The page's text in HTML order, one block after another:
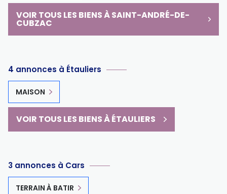
VOIR TOUS LES BIENS À SAINT-ANDRÉ-DE-
CUBZAC
4 annonces à Étauliers
MAISON
VOIR TOUS LES BIENS À ÉTAULIERS
3 annonces à Cars
TERRAIN À BATIR